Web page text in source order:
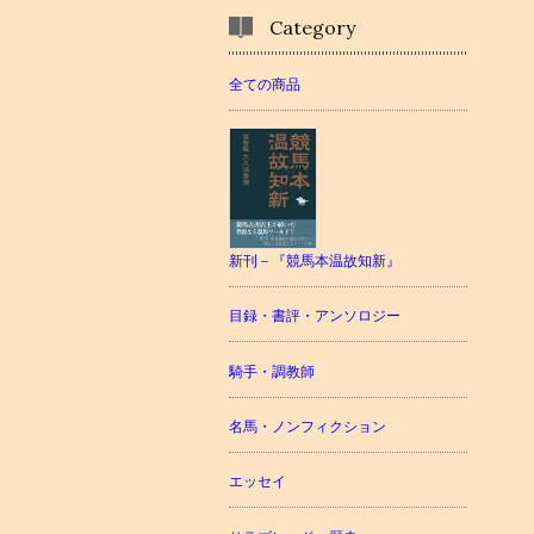
Category
全ての商品
新刊－『競馬本温故知新』
目録・書評・アンソロジー
騎手・調教師
名馬・ノンフィクション
エッセイ